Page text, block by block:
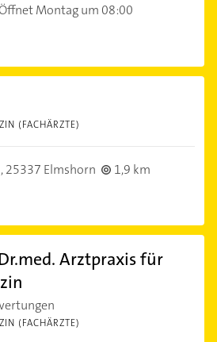
Montag um 08:00
(FACHÄRZTE)
25337 Elmshorn
1,9 km
Arztpraxis für
(FACHÄRZTE)